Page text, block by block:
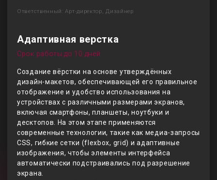
Ответственный: Арт-директор, Дизайнер
Адаптивная верстка
Срок работы до 10 дней
Создание вёрстки на основе утверждённых
дизайн-макетов, обеспечивающей его правильное
отображение и удобство использования на
устройствах с различными размерами экранов,
включая смартфоны, планшеты, ноутбуки и
десктопов. На этом этапе применяются
современные технологии, такие как медиа-запросы
CSS, гибкие сетки (flexbox, grid) и адаптивные
изображения, чтобы элементы интерфейса
автоматически подстраивались под разрешение
экрана.